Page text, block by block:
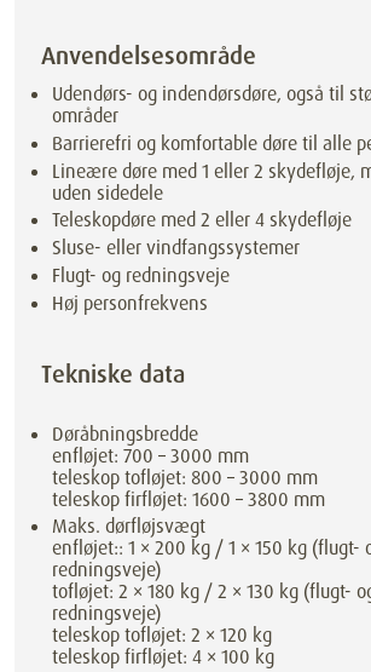
Anvendelsesområde
Udendørs- og indendørsdøre, også til
områder
Barrierefri og komfortable døre til alle
Lineære døre med 1 eller 2 skydefløje,
uden sidedele
Teleskopdøre med 2 eller 4 skydefløje
Sluse- eller vindfangssystemer
Flugt- og redningsveje
Høj personfrekvens
Tekniske data
Døråbningsbredde
enfløjet: 700 – 3000 mm
teleskop tofløjet: 800 – 3000 mm
teleskop firfløjet: 1600 – 3800 mm
Maks. dørfløjsvægt
enfløjet:: 1 × 200 kg / 1 × 150 kg (flugt-
redningsveje)
tofløjet: 2 × 180 kg / 2 × 130 kg (flugt-
redningsveje)
teleskop tofløjet: 2 × 120 kg
teleskop firfløjet: 4 × 100 kg